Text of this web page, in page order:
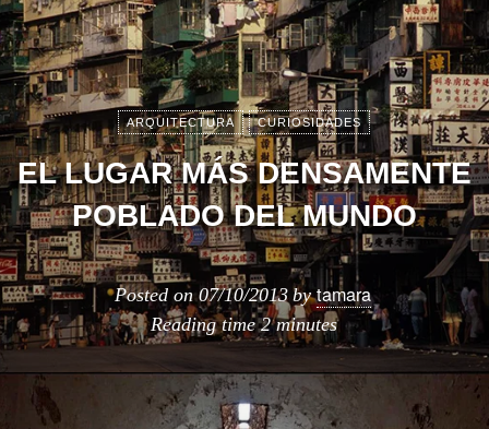
ARQUITECTURA CURIOSIDADES
EL LUGAR MÁS DENSAMENTE
POBLADO DEL MUNDO
Posted on07/10/2013 bytamara
Reading time2 minutes